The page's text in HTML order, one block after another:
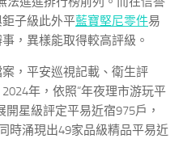
子級此外平藍寶堅尼零件易
，異樣能取得較高評級。
，平安巡視記載、衛生評
年，依照“年夜理市游玩平
星級評定平易近宿975戶，
時涌現出49家品級精品平易近